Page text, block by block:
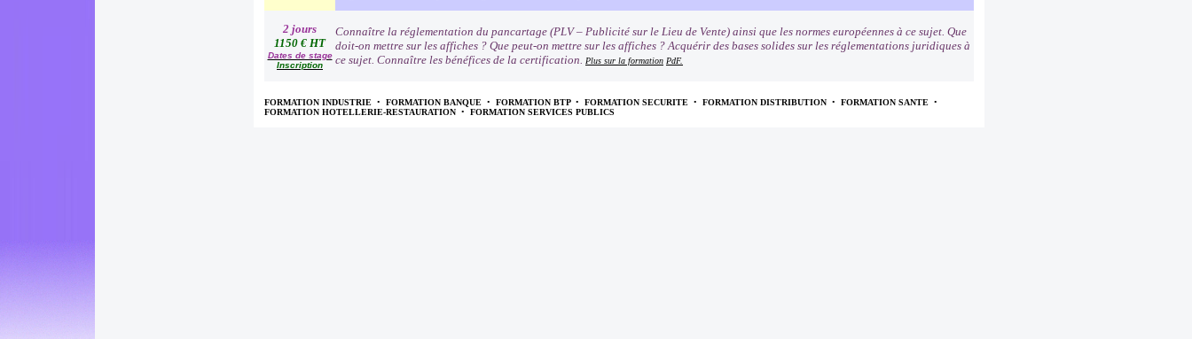
2 jours
1150 € HT
Dates de stage
Inscription
Connaître la réglementation du pancartage (PLV – Publicité sur le Lieu de Vente) ainsi que les normes européennes à ce sujet. Que
doit-on mettre sur les affiches ? Que peut-on mettre sur les affiches ? Acquérir des bases solides sur les réglementations juridiques à
ce sujet. Connaître les bénéfices de la certification. Plus sur la formation PdF.
FORMATION INDUSTRIE • FORMATION BANQUE • FORMATION BTP • FORMATION SECURITE • FORMATION DISTRIBUTION • FORMATION SANTE •
FORMATION HOTELLERIE-RESTAURATION • FORMATION SERVICES PUBLICS